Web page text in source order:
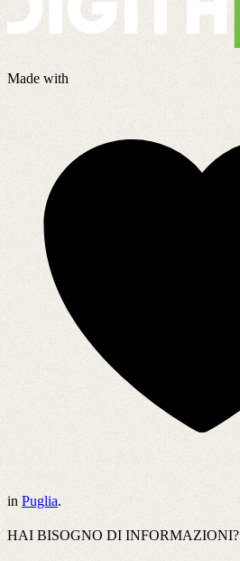
Made with
in Puglia.
HAI BISOGNO DI INFORMAZIONI?